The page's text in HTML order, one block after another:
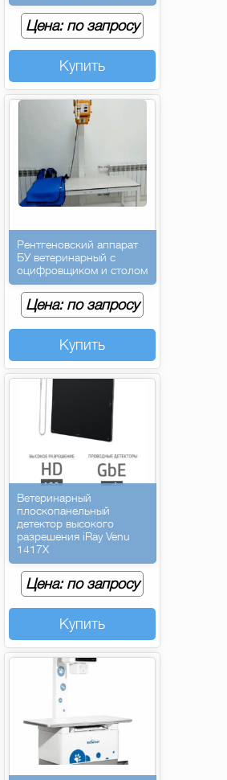
Цена: по запросу
Купить
Рентгеновский аппарат
БУ ветеринарный с
оцифровщиком и столом
Цена: по запросу
Купить
Ветеринарный
плоскопанельный
детектор высокого
разрешения iRay Venu
1417X
Цена: по запросу
Купить